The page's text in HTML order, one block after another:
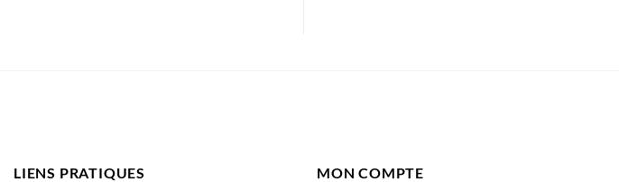
LIENS PRATIQUES MON COMPTE